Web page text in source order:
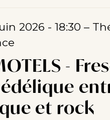
2026 - 18:30 –
-
et rock